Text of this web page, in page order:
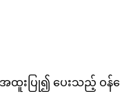
င် အထူးပြု၍ ပေးသည့်